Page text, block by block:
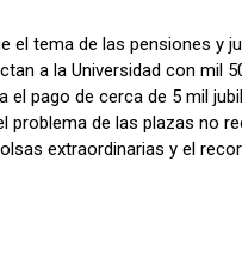
el tema de las pensiones y
a la Universidad con mil
el pago de cerca de 5 mil
problema de las plazas no
extraordinarias y el